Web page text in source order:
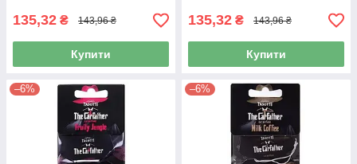
135,32 ₴ 143,96 ₴
Купити
135,32 ₴ 143,96 ₴
Купити
–6% –6%